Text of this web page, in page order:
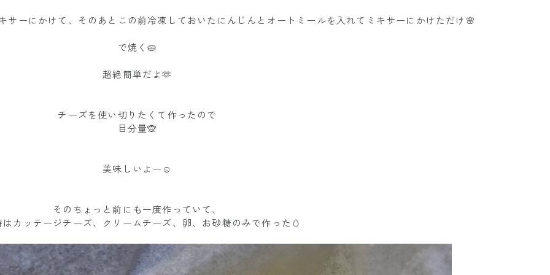
サーにかけて、そのあとこの前冷凍しておいたにんじんとオートミールを入れてミキサーにかけただけ🌸
で焼く🥧
超絶簡単だよ🫶
チーズを使い切りたくて作ったので
目分量🙊
美味しいよー☺️
そのちょっと前にも一度作っていて、
はカッテージチーズ、クリームチーズ、卵、お砂糖のみで作った🥚